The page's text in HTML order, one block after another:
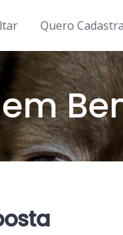
Quero
em